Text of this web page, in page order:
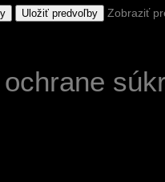
Uložiť predvoľby Zobraziť